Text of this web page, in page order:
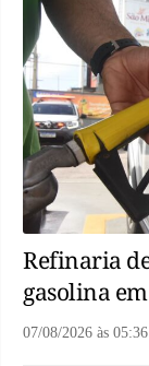
Refinaria
gasolina
07/08/2026 às 05:36